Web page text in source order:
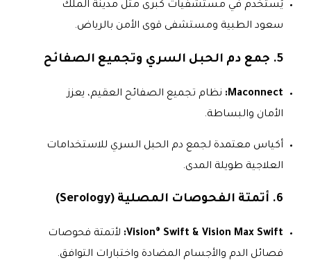
يُستخدم في مستشفيات كبرى مثل مدينة الملك
سعود الطبية ومستشفى قوى الأمن بالرياض.
5. جمع دم الحبل السري وتجميع الصفائح
Maconnect:
نظام تجميع الصفائح العقيم، يعزز
الأمان والبساطة.
أكياس معتمدة لجمع دم الحبل السري للاستخدامات
العلاجية طويلة المدى.
6. أتمتة الفحوصات المصلية (Serology)
Vision® Swift & Vision Max Swift:
لأتمتة فحوصات
فصائل الدم والأجسام المضادة واختبارات التوافق.